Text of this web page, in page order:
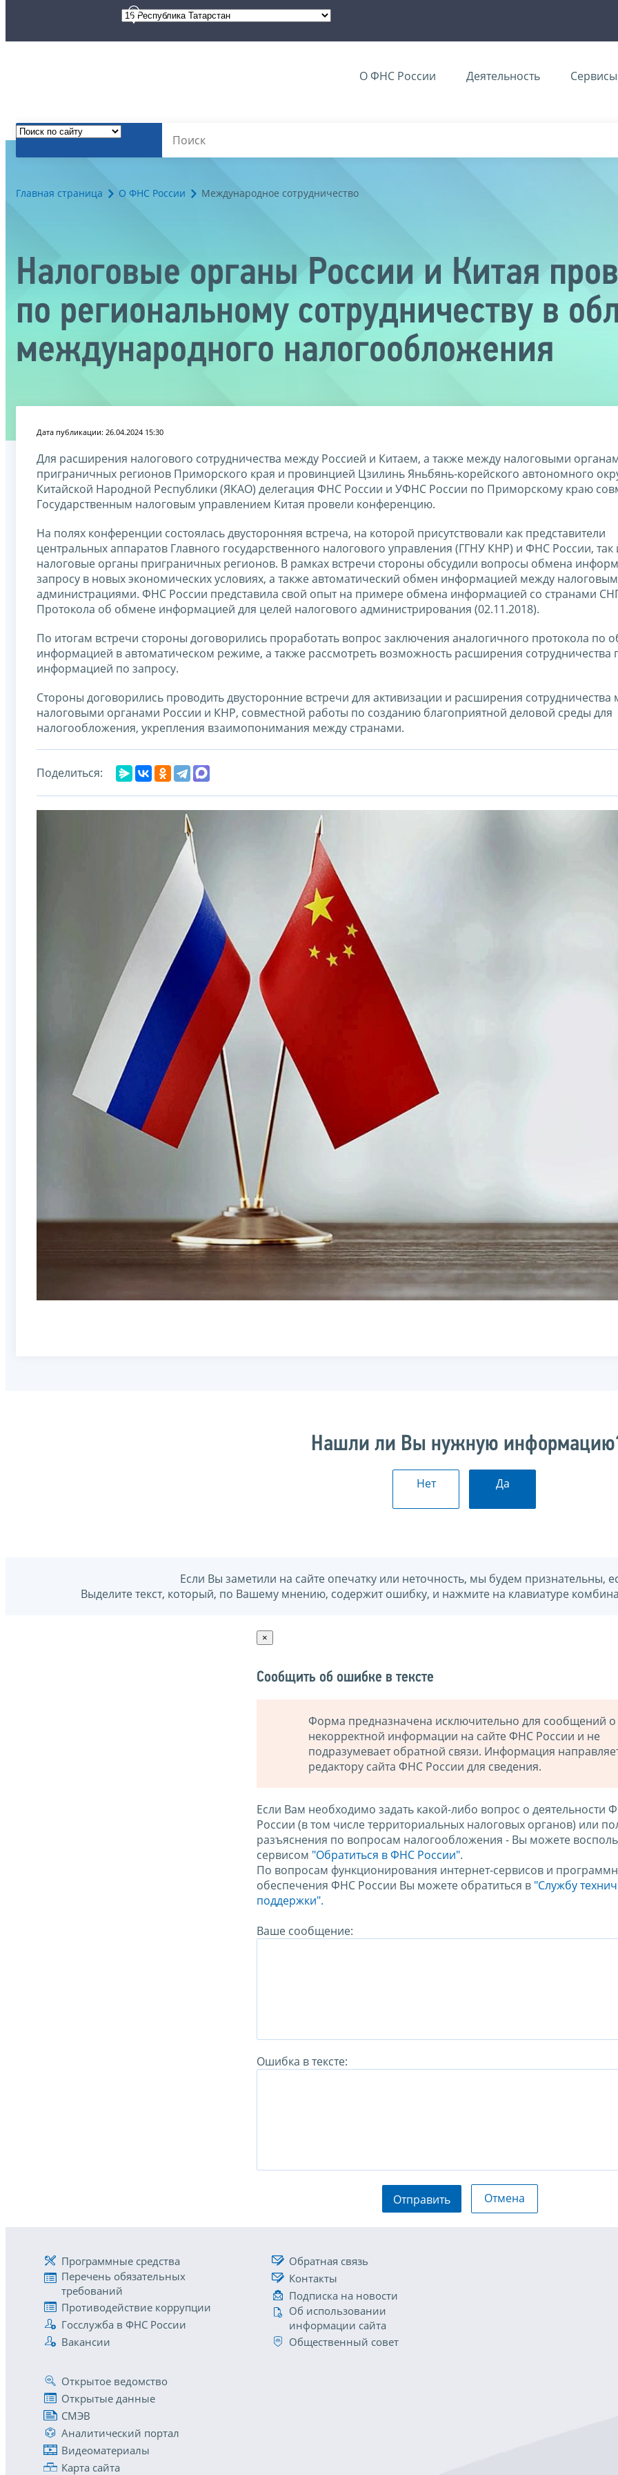
О ФНС России Деятельность Сервисы
Главная страница О ФНС России Международное сотрудничество
Налоговые органы России и Китая
по региональному сотрудничеству в
международного налогообложения
Дата публикации: 26.04.2024 15:30
Для расширения налогового сотрудничества между Россией и Китаем, а также между налоговыми
приграничных регионов Приморского края и провинцией Цзилинь Яньбянь-корейского автономного
Китайской Народной Республики (ЯКАО) делегация ФНС России и УФНС России по Приморскому краю
Государственным налоговым управлением Китая провели конференцию.
На полях конференции состоялась двусторонняя встреча, на которой присутствовали как представители
центральных аппаратов Главного государственного налогового управления (ГГНУ КНР) и ФНС России, так
налоговые органы приграничных регионов. В рамках встречи стороны обсудили вопросы обмена
запросу в новых экономических условиях, а также автоматический обмен информацией между
администрациями. ФНС России представила свой опыт на примере обмена информацией со странами
Протокола об обмене информацией для целей налогового администрирования (02.11.2018).
По итогам встречи стороны договорились проработать вопрос заключения аналогичного протокола по
информацией в автоматическом режиме, а также рассмотреть возможность расширения сотрудничества
информацией по запросу.
Стороны договорились проводить двусторонние встречи для активизации и расширения сотрудничества
налоговыми органами России и КНР, совместной работы по созданию благоприятной деловой среды для
налогообложения, укрепления взаимопонимания между странами.
Поделиться:
Нашли ли Вы нужную
Нет Да
Если Вы заметили на сайте опечатку или неточность, мы будем признательны,
Выделите текст, который, по Вашему мнению, содержит ошибку, и нажмите на клавиатуре
×
Сообщить об ошибке в тексте
Форма предназначена исключительно для сообщений о
некорректной информации на сайте ФНС России и не
подразумевает обратной связи. Информация
редактору сайта ФНС России для сведения.
Если Вам необходимо задать какой-либо вопрос о деятельности
России (в том числе территориальных налоговых органов) или
разъяснения по вопросам налогообложения - Вы можете
сервисом "Обратиться в ФНС России".
По вопросам функционирования интернет-сервисов и
обеспечения ФНС России Вы можете обратиться в "Службу
поддержки".
Ваше сообщение:
Ошибка в тексте:
Отправить Отмена
Программные средства
Перечень обязательных
требований
Противодействие коррупции
Госслужба в ФНС России
Вакансии
Обратная связь
Контакты
Подписка на новости
Об использовании
информации сайта
Общественный совет
Открытое ведомство
Открытые данные
СМЭВ
Аналитический портал
Видеоматериалы
Карта сайта